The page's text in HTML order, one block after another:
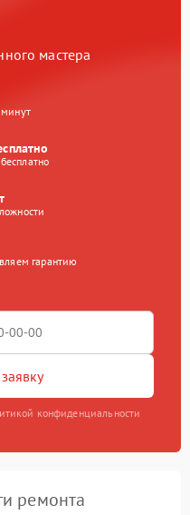
мастера
гарантию
конфиденциальности
ремонта